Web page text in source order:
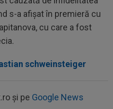
s-a afișat în premieră cu
cu care a fost
schweinsteiger
și pe Google News